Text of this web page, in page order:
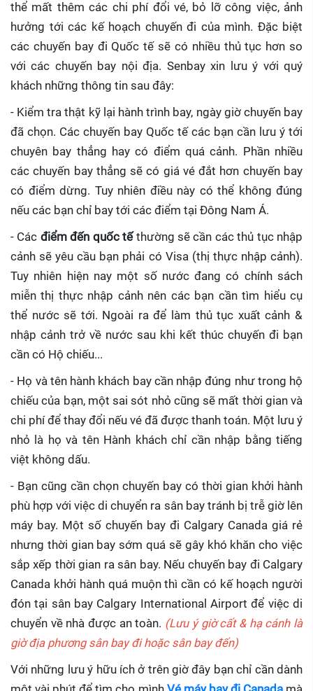
thể mất thêm các chi phí đổi vé, bỏ lỡ công việc, ảnh
hưởng tới các kế hoạch chuyến đi của mình. Đặc biệt
các chuyến bay đi Quốc tế sẽ có nhiều thủ tục hơn so
với các chuyến bay nội địa. Senbay xin lưu ý với quý
khách những thông tin sau đây:
- Kiểm tra thật kỹ lại hành trình bay, ngày giờ chuyến bay
đã chọn. Các chuyến bay Quốc tế các bạn cần lưu ý tới
chuyên bay thẳng hay có điểm quá cảnh. Phần nhiều
các chuyến bay thẳng sẽ có giá vé đắt hơn chuyến bay
có điểm dừng. Tuy nhiên điều này có thể không đúng
nếu các bạn chỉ bay tới các điểm tại Đông Nam Á.
- Các điểm đến quốc tếthường sẽ cần các thủ tục nhập
cảnh sẽ yêu cầu bạn phải có Visa (thị thực nhập cảnh).
Tuy nhiên hiện nay một số nước đang có chính sách
miễn thị thực nhập cảnh nên các bạn cần tìm hiểu cụ
thể nước sẽ tới. Ngoài ra để làm thủ tục xuất cảnh &
nhập cảnh trở về nước sau khi kết thúc chuyến đi bạn
cần có Hộ chiếu...
- Họ và tên hành khách bay cần nhập đúng như trong hộ
chiếu của bạn, một sai sót nhỏ cũng sẽ mất thời gian và
chi phí để thay đổi nếu vé đã được thanh toán. Một lưu ý
nhỏ là họ và tên Hành khách chỉ cần nhập bằng tiếng
việt không dấu.
- Bạn cũng cần chọn chuyến bay có thời gian khởi hành
phù hợp với việc di chuyển ra sân bay tránh bị trễ giờ lên
máy bay. Một số chuyến bay đi Calgary Canada giá rẻ
nhưng thời gian bay sớm quá sẽ gây khó khăn cho việc
sắp xếp thời gian ra sân bay. Nếu chuyến bay đi Calgary
Canada khởi hành quá muộn thì cần có kế hoạch người
đón tại sân bay Calgary International Airport để việc di
chuyển về nhà được an toàn. (Lưu ý giờ cất & hạ cánh là
giờ địa phương sân bay đi hoặc sân bay đến)
Với những lưu ý hữu ích ở trên giờ đây bạn chỉ cần dành